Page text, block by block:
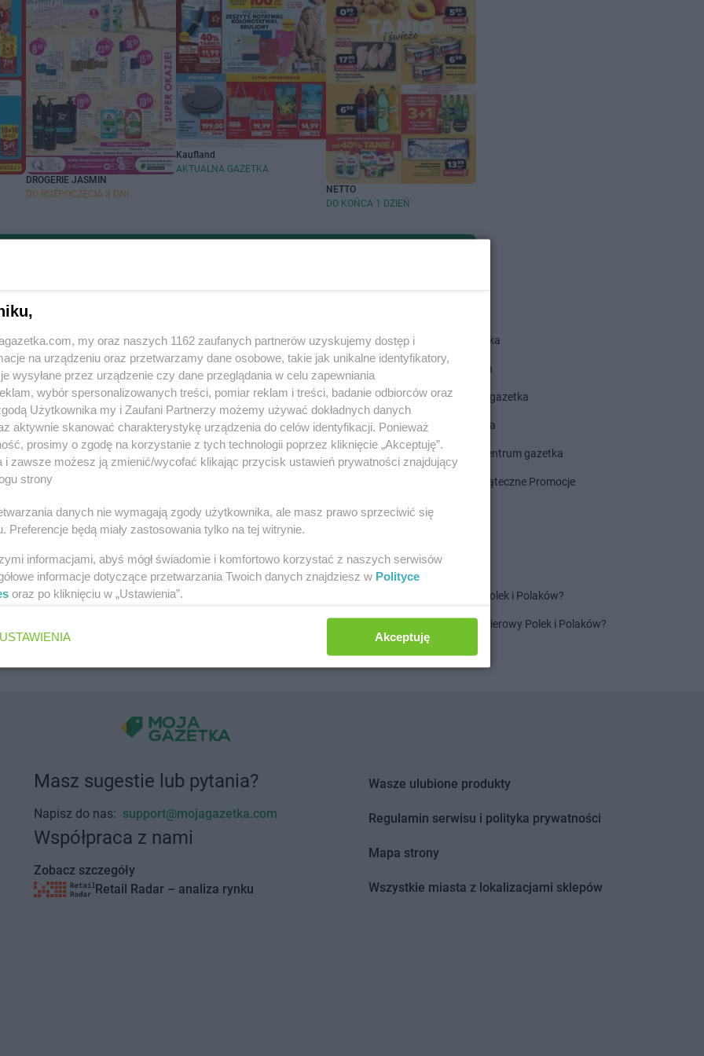
DROGERIE JASMIN
DO ROZPOCZĘCIA 3 DNI
Kaufland
AKTUALNA GAZETKA
NETTO
DO KOŃCA 1 DZIEŃ
Biedronka gazetka
Lidl gazetka
Kaufland gazetka
PEPCO gazetka
Netto gazetka
Action gazetka
ALDI gazetka
ROSSMANN gazetka
Dealz gazetka
Delikatesy Centrum gazetka
Gazetka Świąteczne Promocje
Jakie są ulubione płatki owsiane Polek i Polaków? Jaki jest ulubiony szampon Polek i Polaków?
Jaki jest ulubiony ręcznik papierowy Polek i Polaków?
Masz sugestie lub pytania?
Napisz do nas: support@mojagazetka.com
Współpraca z nami
Zobacz szczegóły
Retail Radar – analiza rynku
Wasze ulubione produkty
Regulamin serwisu i polityka prywatności
Mapa strony
Wszystkie miasta z lokalizacjami sklepów
my oraz naszych 1162 zaufanych partnerów uzyskujemy dostęp i
na urządzeniu oraz przetwarzamy dane osobowe, takie jak unikalne identyfikatory,
wysyłane przez urządzenie czy dane przeglądania w celu zapewniania
wybór spersonalizowanych treści, pomiar reklam i treści, badanie odbiorców oraz
Użytkownika my i Zaufani Partnerzy możemy używać dokładnych danych
aktywnie skanować charakterystykę urządzenia do celów identyfikacji. Ponieważ
prosimy o zgodę na korzystanie z tych technologii poprzez kliknięcie „Akceptuję”.
i zawsze możesz ją zmienić/wycofać klikając przycisk ustawień prywatności znajdujący
strony
danych nie wymagają zgody użytkownika, ale masz prawo sprzeciwić się
Preferencje będą miały zastosowania tylko na tej witrynie.
informacjami, abyś mógł świadomie i komfortowo korzystać z naszych serwisów
informacje dotyczące przetwarzania Twoich danych znajdziesz w Polityce
oraz po kliknięciu w „Ustawienia”.
USTAWIENIA Akceptuję